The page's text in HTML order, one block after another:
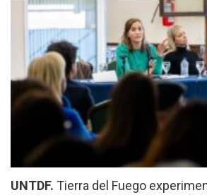
UNTDF. Tierra del Fuego